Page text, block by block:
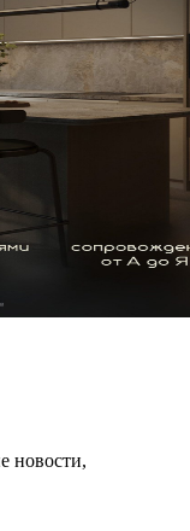
новости,